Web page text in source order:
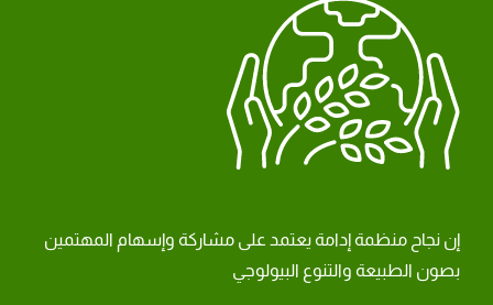
إن نجاح منظمة إدامة يعتمد على مشاركة وإسهام المهتمين
بصون الطبيعة والتنوع البيولوجي